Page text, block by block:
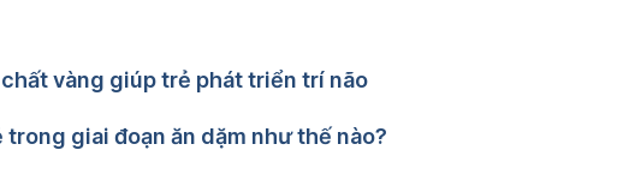
Hanh
vàng giúp trẻ phát triển trí não
giai đoạn ăn dặm như thế nào?